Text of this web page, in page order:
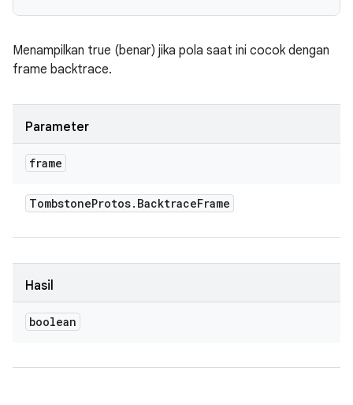
Menampilkan true (benar) jika pola saat ini cocok dengan
frame backtrace.
Parameter
frame
TombstoneProtos. BacktraceFrame
Hasil
boolean